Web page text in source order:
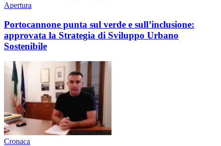
Apertura
Portocannone punta sul verde e sull’inclusione:
approvata la Strategia di Sviluppo Urbano
Sostenibile
Cronaca